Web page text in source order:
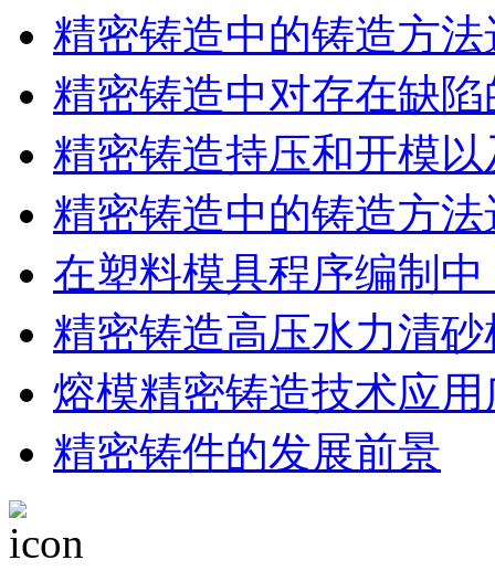
精密铸造中的铸造方
精密铸造中对存在缺
精密铸造持压和开模
精密铸造中的铸造方
在塑料模具程序编制
精密铸造高压水力清
熔模精密铸造技术应
精密铸件的发展前景